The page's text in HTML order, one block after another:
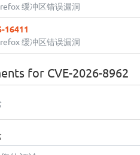
缓冲区错误漏洞
16411
缓冲区错误漏洞
for CVE-2026-8962